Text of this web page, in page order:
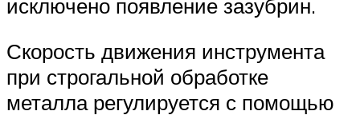
исключено появление зазубрин.
Скорость движения инструмента
при строгальной обработке
металла регулируется с помощью